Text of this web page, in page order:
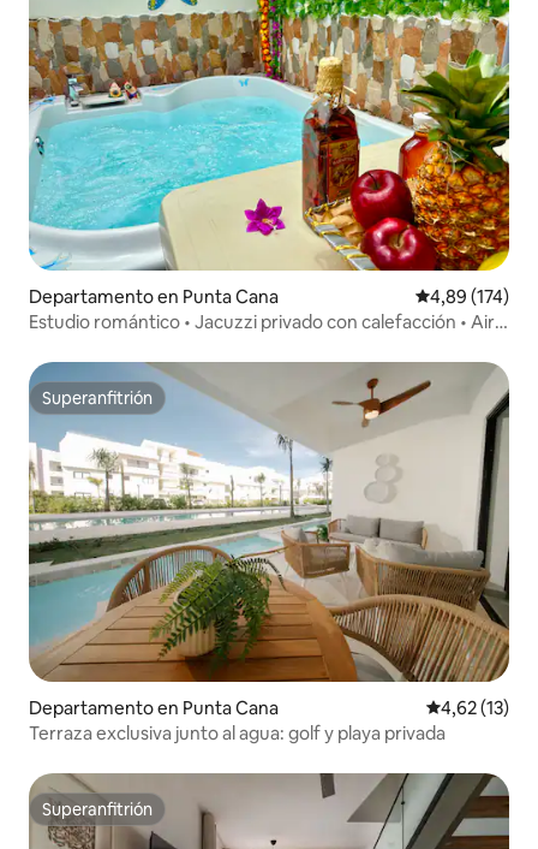
Departamento en Punta Cana Calificación
4,89 (174)
Estudio romántico • Jacuzzi privado con calefacción • Aire
Superanfitrión
Superanfitrión
Departamento en Punta Cana Calificación
4,62 (13)
Terraza exclusiva junto al agua: golf y playa privada
Superanfitrión
Superanfitrión